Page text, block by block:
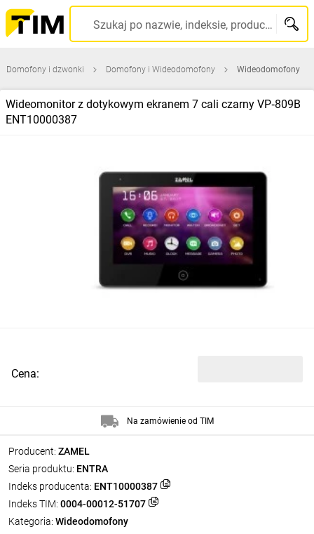
Szukaj po nazwie, indeksie, producencie, kodzie kreskowym...
Domofony i dzwonki Domofony i Wideodomofony Wideodomofony
Wideomonitor z dotykowym ekranem 7 cali czarny VP‑809B
ENT10000387
Producent: ZAMEL
Seria produktu: ENTRA
Indeks producenta: ENT10000387
Indeks TIM: 0004-00012-51707
Kategoria: Wideodomofony
Cena:
Na zamówienie od TIM